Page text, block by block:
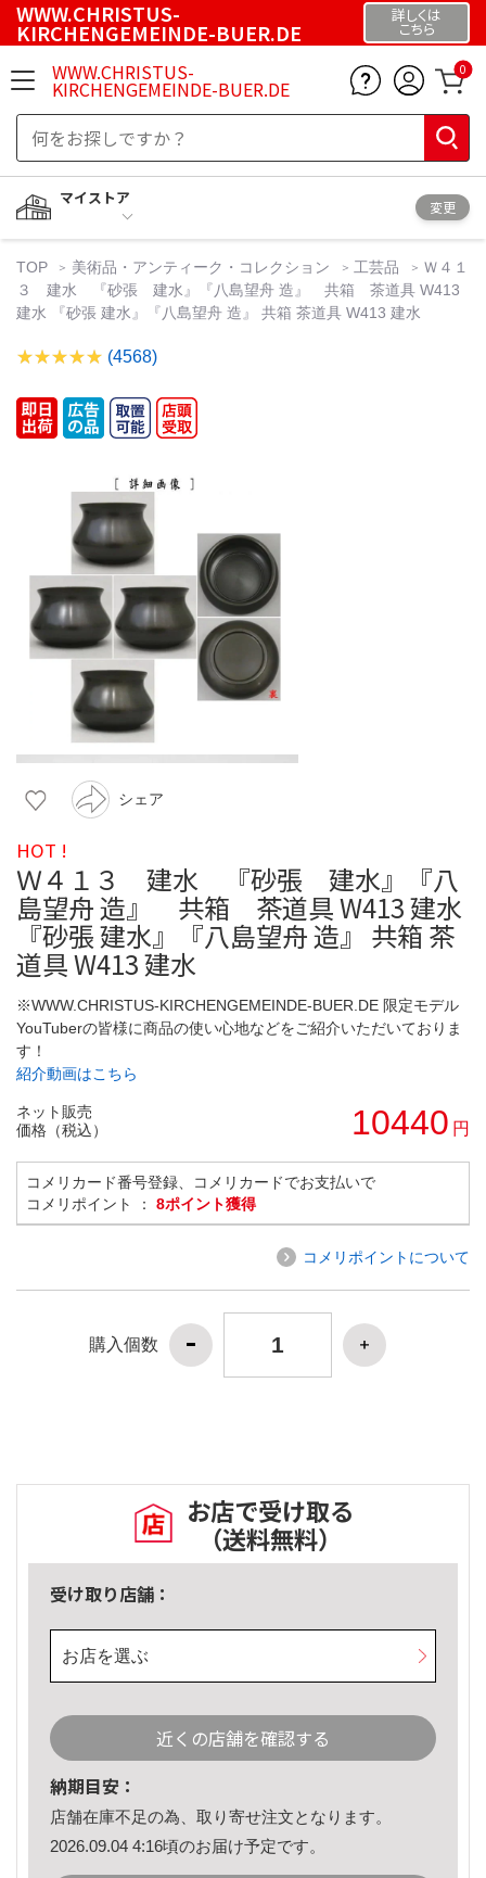
WWW.CHRISTUS-
KIRCHENGEMEINDE-BUER.DE
詳しくは
こちら
WWW.CHRISTUS-
KIRCHENGEMEINDE-BUER.DE
0
マイストア
変更
TOP 美術品・アンティーク・コレクション 工芸品
Ｗ４１
３ 建水 『砂張 建水』『八島望舟 造』 共箱 茶道具 W413
建水 『砂張 建水』『八島望舟 造』 共箱 茶道具 W413 建水
(4568)
シェア
HOT !
Ｗ４１３ 建水 『砂張 建水』『八
島望舟 造』 共箱 茶道具 W413 建水
『砂張 建水』『八島望舟 造』 共箱 茶
道具 W413 建水
※WWW.CHRISTUS-KIRCHENGEMEINDE-BUER.DE 限定モデル
YouTuberの皆様に商品の使い心地などをご紹介いただいておりま
す！
紹介動画はこちら
ネット販売
価格（税込）
10440 円
コメリカード番号登録、コメリカードでお支払いで
コメリポイント ： 8ポイント獲得
コメリポイントについて
購入個数
お店で受け取る
（送料無料）
受け取り店舗：
お店を選ぶ
近くの店舗を確認する
納期目安：
店舗在庫不足の為、取り寄せ注文となります。
2026.09.04 4:16頃のお届け予定です。